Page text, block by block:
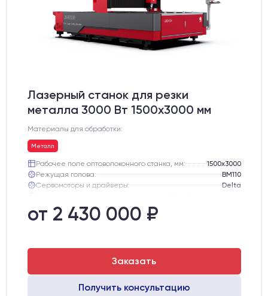
Лазерный станок для резки
металла 3000 Вт 1500x3000 мм
Материалы для обработки:
Металл
Рабочее поле оптоволоконного станка, мм:
1500х3000
Режущая голова:
BM110
Сервомоторы и драйверы:
Delta
Направляющие оси Х:
Поддерживаемые форматы:
от 2 430 000 ₽
Заказать
Получить консультацию